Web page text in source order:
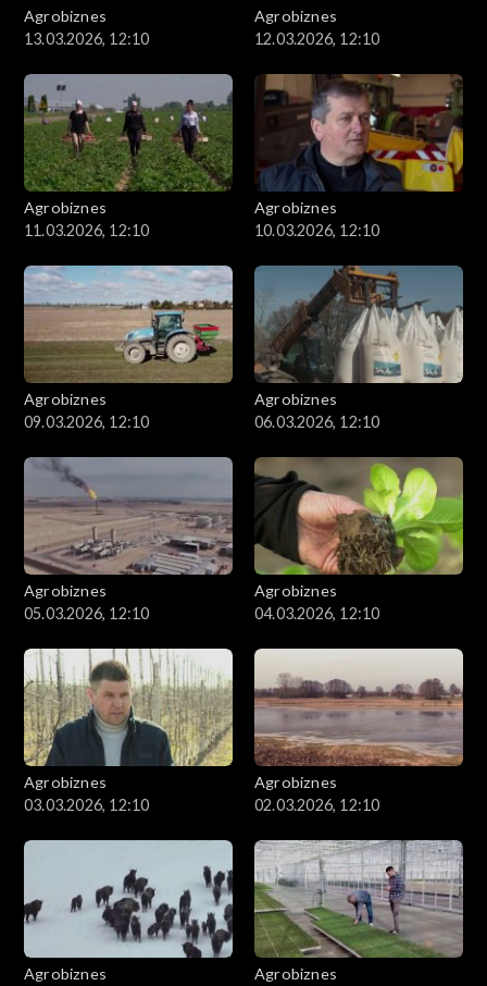
Agrobiznes
13.03.2026, 12:10
Agrobiznes
12.03.2026, 12:10
Agrobiznes
11.03.2026, 12:10
Agrobiznes
10.03.2026, 12:10
Agrobiznes
09.03.2026, 12:10
Agrobiznes
06.03.2026, 12:10
Agrobiznes
05.03.2026, 12:10
Agrobiznes
04.03.2026, 12:10
Agrobiznes
03.03.2026, 12:10
Agrobiznes
02.03.2026, 12:10
Agrobiznes
Agrobiznes